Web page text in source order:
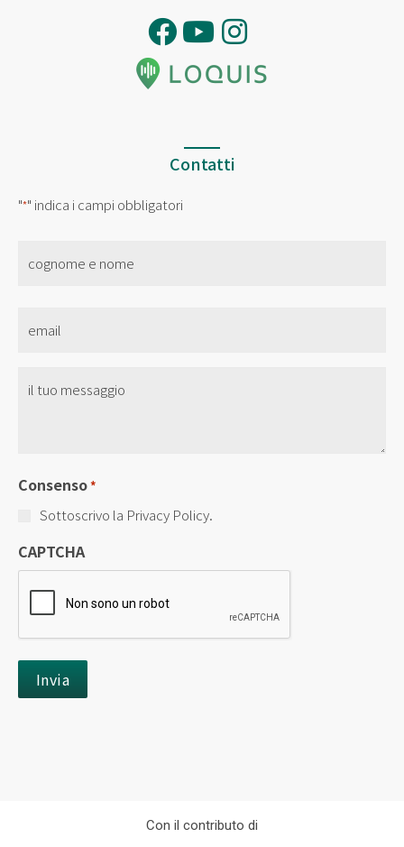
Contatti
"*" indica i campi obbligatori
Titolo
Consenso*
Sottoscrivo la Privacy Policy.
CAPTCHA
Con il contributo di